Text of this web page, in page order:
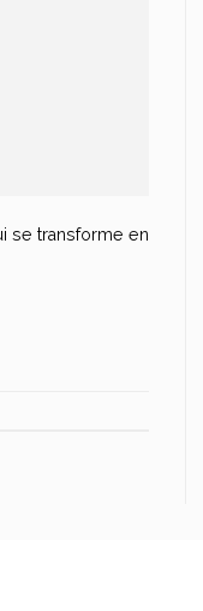
se transforme en